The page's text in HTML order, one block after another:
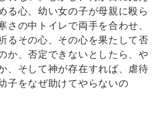
る心、幼い女の子が母親に殴ら
さの中トイレで両手を合わせ、
るその心、その心を果たして否
か、否定できないとしたら、や
、そして神が存在すれば、虐待
子をなぜ助けてやらないの